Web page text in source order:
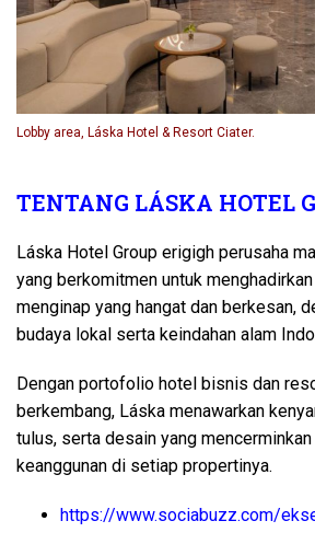
Lobby area, Láska Hotel & Resort Ciater.
TENTANG LÁSKA HOTEL
Láska Hotel Group erigigh perusaha
yang berkomitmen untuk
menginap yang hangat dan berkesan,
budaya lokal serta keindahan alam
Dengan portofolio hotel bisnis dan
berkembang, Láska menawarkan
tulus, serta desain yang
keanggunan di setiap propertinya.
https://www.sociabuzz.com/